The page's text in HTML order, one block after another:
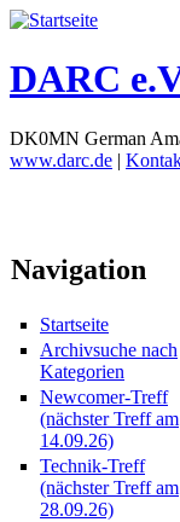
DARC
DK0MN German
www.darc.de |
Navigation
Startseite
Archivsuche nach
Kategorien
Newcomer-Treff
(nächster Treff am
14.09.26)
Technik-Treff
(nächster Treff am
28.09.26)